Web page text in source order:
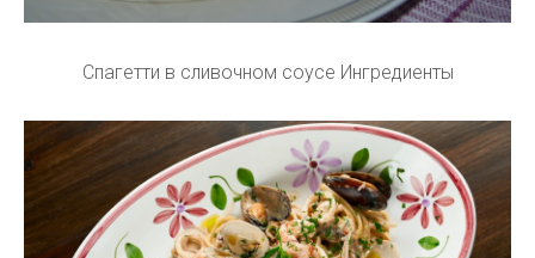
Спагетти в сливочном соусе Ингредиенты